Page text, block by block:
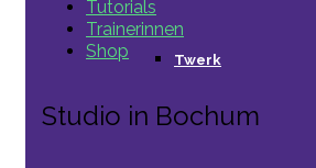
Twerk
Tutorials
Trainerinnen
Shop
Studio in Bochum